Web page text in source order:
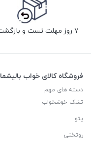
7 روز مهلت تست و بازگشت کالا
فروشگاه کالای خواب بالیشما
دسته های مهم
تشک خوشخواب
پتو
روتختی